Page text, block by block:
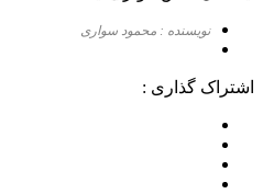
نویسنده : محمود سواری
اشتراک گذاری :